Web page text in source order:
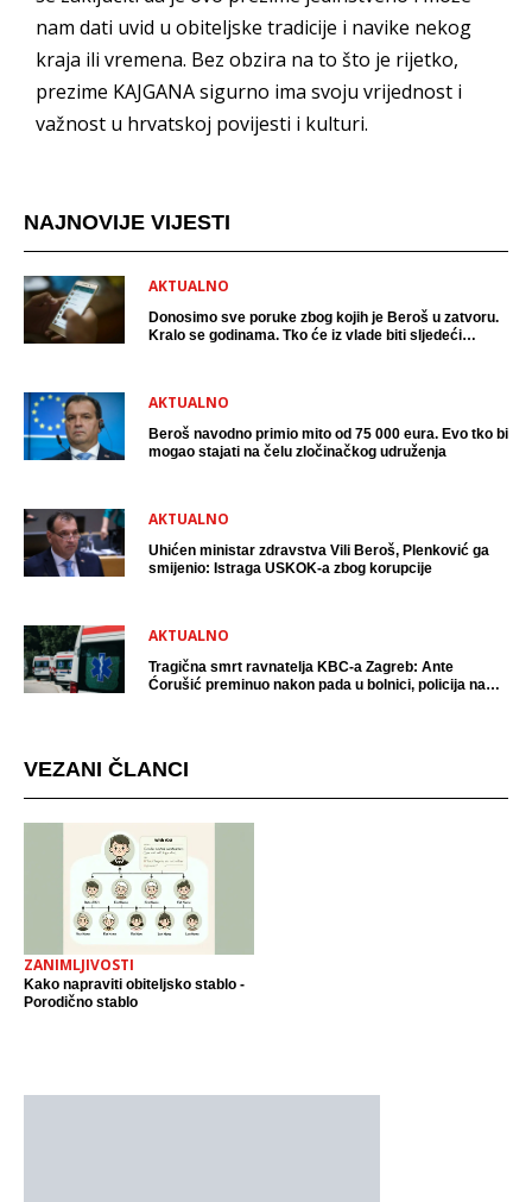
nam dati uvid u obiteljske tradicije i navike nekog
kraja ili vremena. Bez obzira na to što je rijetko,
prezime KAJGANA sigurno ima svoju vrijednost i
važnost u hrvatskoj povijesti i kulturi.
NAJNOVIJE VIJESTI
AKTUALNO
Donosimo sve poruke zbog kojih je Beroš u zatvoru.
Kralo se godinama. Tko će iz vlade biti sljedeći
AKTUALNO
Beroš navodno primio mito od 75 000 eura. Evo tko bi
mogao stajati na čelu zločinačkog udruženja
AKTUALNO
Uhićen ministar zdravstva Vili Beroš, Plenković ga
smijenio: Istraga USKOK-a zbog korupcije
AKTUALNO
Tragična smrt ravnatelja KBC-a Zagreb: Ante
Ćorušić preminuo nakon pada u bolnici, policija na
VEZANI ČLANCI
ZANIMLJIVOSTI
Kako napraviti obiteljsko stablo -
Porodično stablo